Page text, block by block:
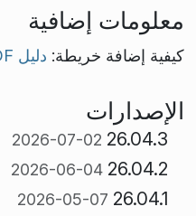
معلومات إضافية
كيفية إضافة خريطة: دليل PDF
الإصدارات
26.04.3
2026-07-02
26.04.2
2026-06-04
26.04.1
2026-05-07